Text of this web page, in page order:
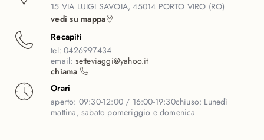
15 VIA LUIGI SAVOIA, 45014 PORTO VIRO (RO)
vedi su mappa
Recapiti
tel:0426997434
email: setteviaggi@yahoo.it
chiama
Orari
aperto: 09:30-12:00 / 16:00-19:30chiuso: Lunedì
mattina, sabato pomeriggio e domenica